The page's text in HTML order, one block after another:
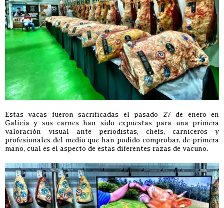
Estas vacas fueron sacrificadas el pasado 27 de enero en
Galicia y sus carnes han sido expuestas para una primera
valoración visual ante periodistas, chefs, carniceros y
profesionales del medio que han podido comprobar, de primera
mano, cual es el aspecto de estas diferentes razas de vacuno.